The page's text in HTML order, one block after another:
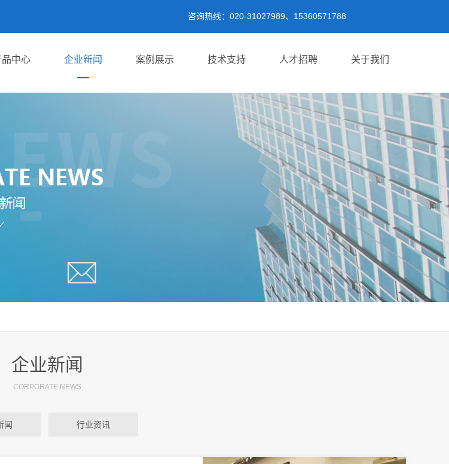
咨询热线：020-31027989、15360571788
品中心 企业新闻 案例展示 技术支持 人才招聘 关于我们
企业新闻
CORPORATE NEWS
闻 行业资讯